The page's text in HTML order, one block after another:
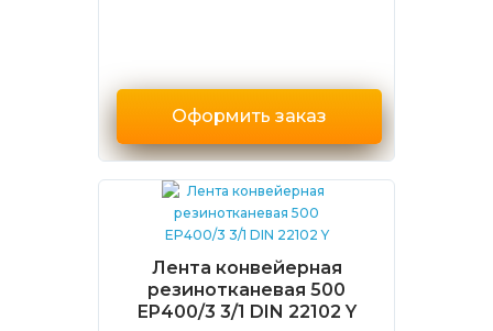
Оформить заказ
Лента конвейерная
резинотканевая 500
EP400/3 3/1 DIN 22102 Y